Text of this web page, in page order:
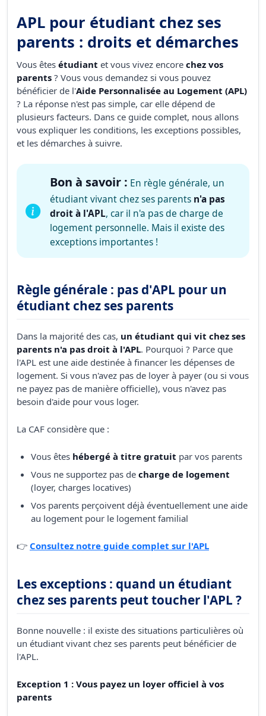
APL pour étudiant chez ses
parents : droits et démarches
Vous êtes étudiant et vous vivez encore chez vos
parents ? Vous vous demandez si vous pouvez
bénéficier de l'Aide Personnalisée au Logement (APL)
? La réponse n'est pas simple, car elle dépend de
plusieurs facteurs. Dans ce guide complet, nous allons
vous expliquer les conditions, les exceptions possibles,
et les démarches à suivre.
Bon à savoir : En règle générale, un
étudiant vivant chez ses parents n'a pas
droit à l'APL, car il n'a pas de charge de
logement personnelle. Mais il existe des
exceptions importantes !
Règle générale : pas d'APL pour un
étudiant chez ses parents
Dans la majorité des cas, un étudiant qui vit chez ses
parents n'a pas droit à l'APL. Pourquoi ? Parce que
l'APL est une aide destinée à financer les dépenses de
logement. Si vous n'avez pas de loyer à payer (ou si vous
ne payez pas de manière officielle), vous n'avez pas
besoin d'aide pour vous loger.
La CAF considère que :
Vous êtes hébergé à titre gratuit par vos parents
Vous ne supportez pas de charge de logement
(loyer, charges locatives)
Vos parents perçoivent déjà éventuellement une aide
au logement pour le logement familial
👉 Consultez notre guide complet sur l'APL
Les exceptions : quand un étudiant
chez ses parents peut toucher l'APL ?
Bonne nouvelle : il existe des situations particulières où
un étudiant vivant chez ses parents peut bénéficier de
l'APL.
Exception 1 : Vous payez un loyer officiel à vos
parents